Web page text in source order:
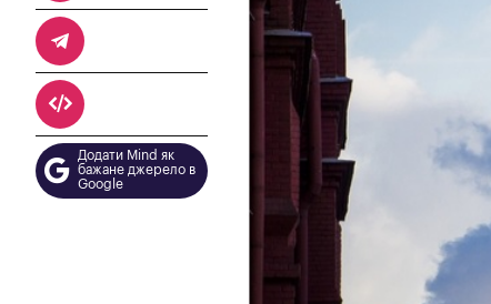
Додати Mind як
бажане джерело в
Google